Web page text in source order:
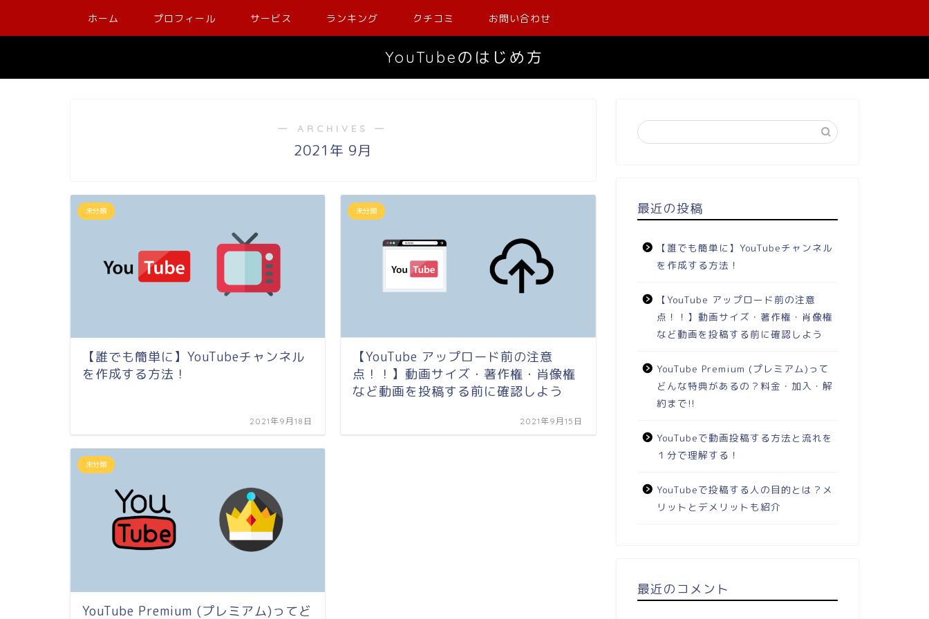
ホーム プロフィール サービス ランキング クチコミ お問い合わせ
YouTubeのはじめ方
― ARCHIVES ―
2021年 9月
未分類
【誰でも簡単に】YouTubeチャンネル
を作成する方法！
2021年9月18日
未分類
【YouTube アップロード前の注意
点！！】動画サイズ・著作権・肖像権
など動画を投稿する前に確認しよう
2021年9月15日
未分類
YouTube Premium (プレミアム)ってど
最近の投稿
【誰でも簡単に】YouTubeチャンネル
を作成する方法！
【YouTube アップロード前の注意
点！！】動画サイズ・著作権・肖像権
など動画を投稿する前に確認しよう
YouTube Premium (プレミアム)って
どんな特典があるの？料金・加入・解
約まで!!
YouTubeで動画投稿する方法と流れを
１分で理解する！
YouTubeで投稿する人の目的とは？メ
リットとデメリットも紹介
最近のコメント